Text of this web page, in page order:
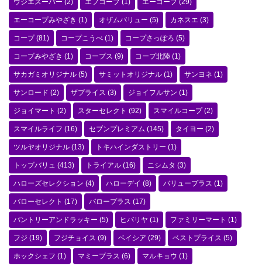
ウジエスーパー (2) エフコープ (1) エーコープ (29)
エーコープみやざき (1) オザムバリュー (5) カネスエ (3)
コープ(81) コープこうべ (1) コープさっぽろ (5)
コープみやざき (1) コープス (9) コープ北陸 (1)
サカガミオリジナル (5) サミットオリジナル (1) サンヨネ (1)
サンロード (2) ザプライス (3) ジョイフルサン (1)
ジョイマート (2) スターセレクト (92) スマイルコープ(2)
スマイルライフ (16) セブンプレミアム (145) タイヨー (2)
ツルヤオリジナル (13) トキハインダストリー (1)
トップバリュ (413) トライアル (16) ニシムタ (3)
ハローズセレクション (4) ハローデイ (8) バリュープラス (1)
バローセレクト (17) バロープラス (17)
パントリーアンドラッキー (5) ヒバリヤ (1) ファミリーマート (1)
フジ (19) フジチョイス (9) ベイシア (29) ベストプライス (5)
ホックシェフ (1) マミープラス (6) マルキョウ (1)